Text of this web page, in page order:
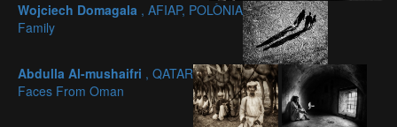
Wojciech Domagala , AFIAP, POLÒNIA
Family
Abdulla Al-mushaifri , QATAR
Faces From Oman